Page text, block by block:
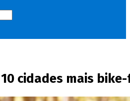
cidades mais